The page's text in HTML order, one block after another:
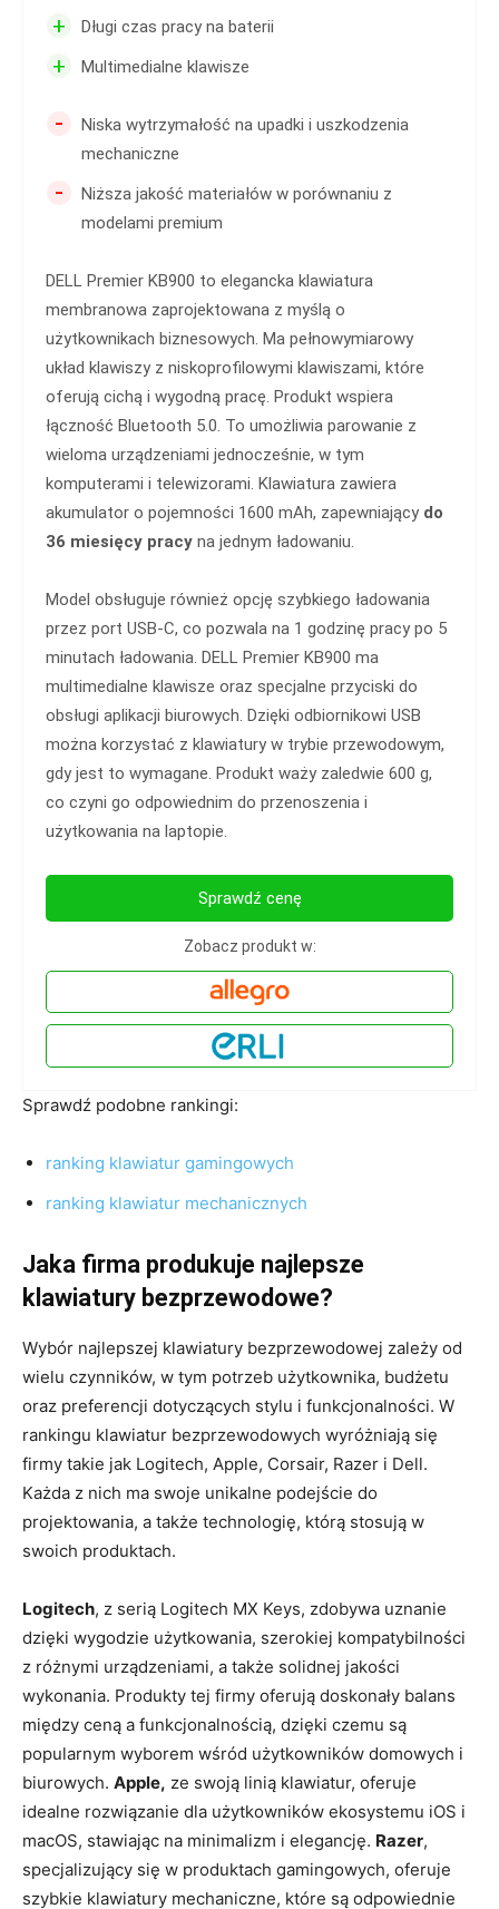
+ Długi czas pracy na baterii
+ Multimedialne klawisze
-
Niska wytrzymałość na upadki i uszkodzenia
mechaniczne
-
Niższa jakość materiałów w porównaniu z
modelami premium
DELL Premier KB900 to elegancka klawiatura
membranowa zaprojektowana z myślą o
użytkownikach biznesowych. Ma pełnowymiarowy
układ klawiszy z niskoprofilowymi klawiszami, które
oferują cichą i wygodną pracę. Produkt wspiera
łączność Bluetooth 5.0. To umożliwia parowanie z
wieloma urządzeniami jednocześnie, w tym
komputerami i telewizorami. Klawiatura zawiera
akumulator o pojemności 1600 mAh, zapewniający do
36 miesięcy pracy na jednym ładowaniu.
Model obsługuje również opcję szybkiego ładowania
przez port USB-C, co pozwala na 1 godzinę pracy po 5
minutach ładowania. DELL Premier KB900 ma
multimedialne klawisze oraz specjalne przyciski do
obsługi aplikacji biurowych. Dzięki odbiornikowi USB
można korzystać z klawiatury w trybie przewodowym,
gdy jest to wymagane. Produkt waży zaledwie 600 g,
co czyni go odpowiednim do przenoszenia i
użytkowania na laptopie.
Sprawdź cenę
Zobacz produkt w:
Sprawdź podobne rankingi:
ranking klawiatur gamingowych
ranking klawiatur mechanicznych
Jaka firma produkuje najlepsze
klawiatury bezprzewodowe?
Wybór najlepszej klawiatury bezprzewodowej zależy od
wielu czynników, w tym potrzeb użytkownika, budżetu
oraz preferencji dotyczących stylu i funkcjonalności. W
rankingu klawiatur bezprzewodowych wyróżniają się
firmy takie jak Logitech, Apple, Corsair, Razer i Dell.
Każda z nich ma swoje unikalne podejście do
projektowania, a także technologię, którą stosują w
swoich produktach.
Logitech, z serią Logitech MX Keys, zdobywa uznanie
dzięki wygodzie użytkowania, szerokiej kompatybilności
z różnymi urządzeniami, a także solidnej jakości
wykonania. Produkty tej firmy oferują doskonały balans
między ceną a funkcjonalnością, dzięki czemu są
popularnym wyborem wśród użytkowników domowych i
biurowych. Apple, ze swoją linią klawiatur, oferuje
idealne rozwiązanie dla użytkowników ekosystemu iOS i
macOS, stawiając na minimalizm i elegancję. Razer,
specjalizujący się w produktach gamingowych, oferuje
szybkie klawiatury mechaniczne, które są odpowiednie